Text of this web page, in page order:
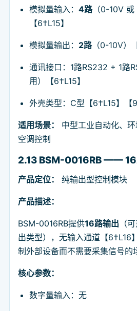
模拟量输入：4路（0-10V 或
【6†L15】
模拟量输出： 2路（0-10V）
通讯接口：1路RS232 + 1路
用）【6†L15】
外壳类型：C型【6†L15】【
适用场景：
中型工业自动化、
空调控制
2.13 BSM-0016RB —— 16
产品定位： 纯输出型控制模块
产品描述：
BSM-0016RB提供16路输出 （
出类型），无输入通道【6†L16
制外部设备而不需要采集信号的
核心参数：
数字量输入：无